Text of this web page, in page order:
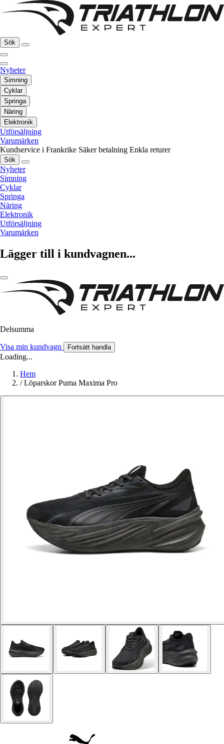
Sök
Nyheter
Simning
Cyklar
Springa
Näring
Elektronik
Utförsäljning
Varumärken
Kundservice i Frankrike Säker betalning Enkla returer
Sök
Nyheter
Simning
Cyklar
Springa
Näring
Elektronik
Utförsäljning
Varumärken
Lägger till i kundvagnen...
Delsumma
Visa min kundvagn Fortsätt handla
Loading...
Hem
/ Löparskor Puma Maxima Pro